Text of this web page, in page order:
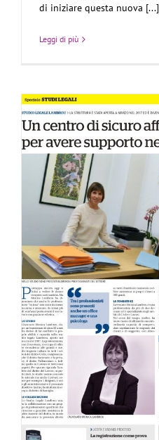
di iniziare questa nuova [...]
Leggi di più